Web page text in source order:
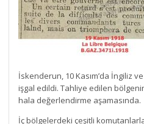
İskenderun, 10 Kasım’da İngiliz
işgal edildi. Tahliye edilen
hala değerlendirme aşamasında.
İç bölgelerdeki çeşitli